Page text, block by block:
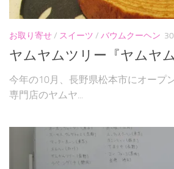
パンケーキ
焼き菓子
和菓子
自作
お問い合わせフォーム
お取り寄せ/ スイーツ / バウムクーヘン
ヤムヤムツリー『ヤムヤム
今年の10月、長野県松本市にオープ
専門店のヤムヤ...